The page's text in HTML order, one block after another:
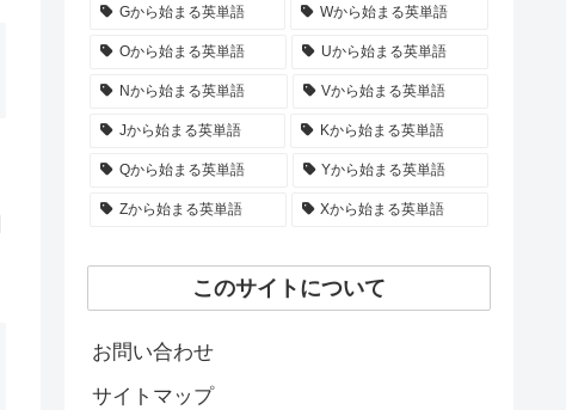
Gから始まる英単語 Wから始まる英単語
Oから始まる英単語 Uから始まる英単語
Nから始まる英単語 Vから始まる英単語
Jから始まる英単語 Kから始まる英単語
Qから始まる英単語 Yから始まる英単語
Zから始まる英単語 Xから始まる英単語
このサイトについて
お問い合わせ
サイトマップ